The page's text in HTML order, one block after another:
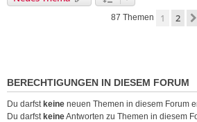
87 Themen 1 2
BERECHTIGUNGEN IN DIESEM FORUM
Du darfst keine neuen Themen in diesem Forum
Du darfst keineAntworten zu Themen in diesem